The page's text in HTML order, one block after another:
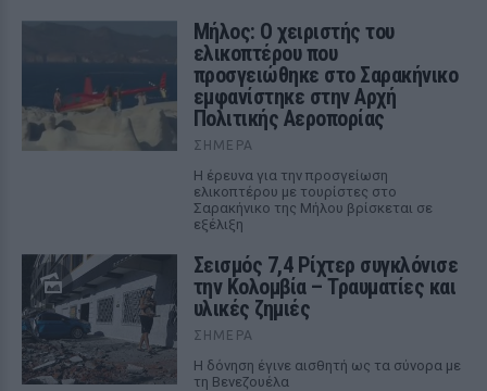
Μήλος: Ο χειριστής του
ελικοπτέρου που
προσγειώθηκε στο Σαρακήνικο
εμφανίστηκε στην Αρχή
Πολιτικής Αεροπορίας
ΣΉΜΕΡΑ
Η έρευνα για την προσγείωση
ελικοπτέρου με τουρίστες στο
Σαρακήνικο της Μήλου βρίσκεται σε
εξέλιξη
Σεισμός 7,4 Ρίχτερ συγκλόνισε
την Κολομβία – Τραυματίες και
υλικές ζημιές
ΣΉΜΕΡΑ
Η δόνηση έγινε αισθητή ως τα σύνορα με
τη Βενεζουέλα